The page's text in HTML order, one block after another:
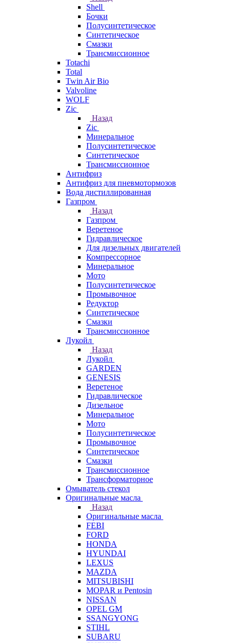
Shell
Бочки
Полусинтетическое
Синтетическое
Смазки
Трансмиссионное
Totachi
Total
Twin Air Bio
Valvoline
WOLF
Zic
Назад
Zic
Минеральное
Полусинтетическое
Синтетическое
Трансмиссионное
Антифриз
Антифриз для пневмотормозов
Вода дистиллированная
Газпром
Назад
Газпром
Веретеное
Гидравлическое
Для дизельных двигателей
Компрессорное
Минеральное
Мото
Полусинтетическое
Промывочное
Редуктор
Синтетическое
Смазки
Трансмиссионное
Лукойл
Назад
Лукойл
GARDEN
GENESIS
Веретеное
Гидравлическое
Дизельное
Минеральное
Мото
Полусинтетическое
Промывочное
Синтетическое
Смазки
Трансмиссионное
Трансформаторное
Омыватель стекол
Оригинальные масла
Назад
Оригинальные масла
FEBI
FORD
HONDA
HYUNDAI
LEXUS
MAZDA
MITSUBISHI
MOPAR и Pentosin
NISSAN
OPEL GM
SSANGYONG
STIHL
SUBARU